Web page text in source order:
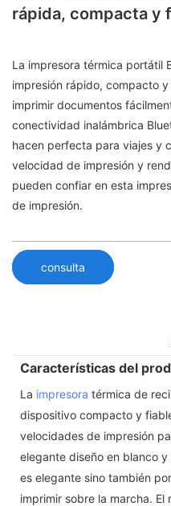
rápida, compacta y
La impresora térmica portátil
impresión rápido, compacto
imprimir documentos
conectividad inalámbrica
hacen perfecta para viajes y
velocidad de impresión y
pueden confiar en esta
de impresión.
consulta
Características del
La impresora térmica de
dispositivo compacto y
velocidades de impresión
elegante diseño en blanco
es elegante sino también
imprimir sobre la marcha. El